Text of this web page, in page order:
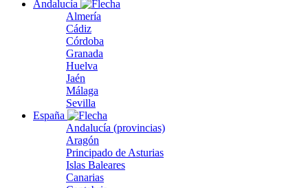
Andalucía
Almería
Cádiz
Córdoba
Granada
Huelva
Jaén
Málaga
Sevilla
España
Andalucía (provincias)
Aragón
Principado de Asturias
Islas Baleares
Canarias